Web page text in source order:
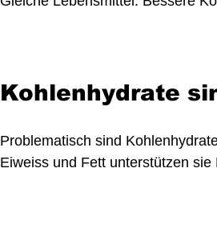
Kohlenhydrate
Problematisch sind
Eiweiss und Fett unterstützen